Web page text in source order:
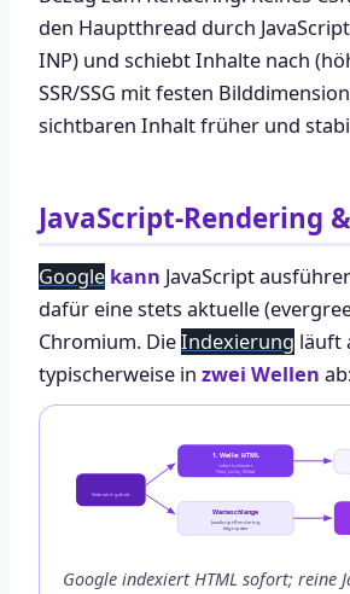
den Hauptthread durch
INP) und schiebt Inhalte nach
SSR/SSG mit festen
sichtbaren Inhalt früher und
JavaScript-Rendering
Google kann JavaScript
dafür eine stets aktuelle
Chromium. DieIndexierung läuft
typischerweise in zwei Wellen
Seite wird geholt
1. Welle: HTML
sofort indexiert
(Text, Links, Meta)
Warteschlange
JavaScript-Rendering
folgt später
Google indexiert HTML sofort; reine